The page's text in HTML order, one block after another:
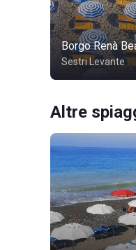
Borgo Renà
Sestri Levante
Altre